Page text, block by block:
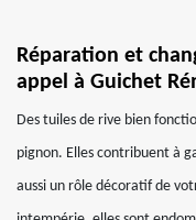
Réparation et
appel à Guichet
Des tuiles de rive bien
pignon. Elles contribuent à
aussi un rôle décoratif de